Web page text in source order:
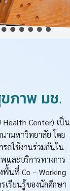
ภาพ มช.
Center) เป็น
ามหาวิทยาลัย โดย
ถใช้งานร่วมกันใน
และบริการทางการ
นที่ Co – Working
เรียนรู้ของนักศึกษา